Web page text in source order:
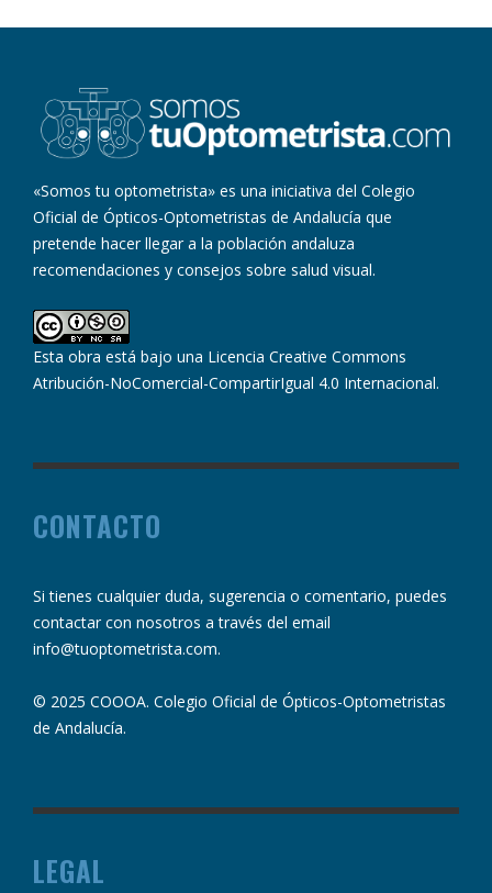
«Somos tu optometrista» es una iniciativa del Colegio
Oficial de Ópticos-Optometristas de Andalucía que
pretende hacer llegar a la población andaluza
recomendaciones y consejos sobre salud visual.
Esta obra está bajo una Licencia Creative Commons
Atribución-NoComercial-CompartirIgual 4.0 Internacional.
CONTACTO
Si tienes cualquier duda, sugerencia o comentario, puedes
contactar con nosotros a través del email
info@tuoptometrista.com.
© 2025 COOOA. Colegio Oficial de Ópticos-Optometristas
de Andalucía.
LEGAL